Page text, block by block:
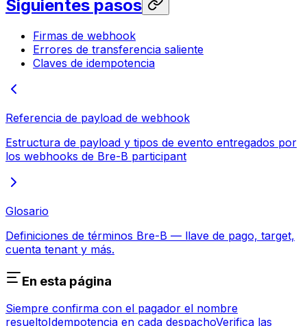
Siguientes pasos
Firmas de webhook
Errores de transferencia saliente
Claves de idempotencia
Referencia de payload de webhook
Estructura de payload y tipos de evento entregados por
los webhooks de Bre-B participant
Glosario
Definiciones de términos Bre-B — llave de pago, target,
cuenta tenant y más.
En esta página
Siempre confirma con el pagador el nombre
resueltoIdempotencia en cada despachoVerifica las